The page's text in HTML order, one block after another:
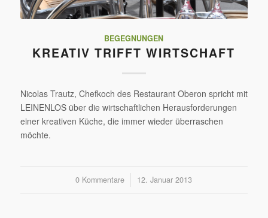
BEGEGNUNGEN
KREATIV TRIFFT WIRTSCHAFT
Nicolas Trautz, Chefkoch des Restaurant Oberon spricht mit
LEINENLOS über die wirtschaftlichen Herausforderungen
einer kreativen Küche, die immer wieder überraschen
möchte.
0 Kommentare
/ 12. Januar 2013